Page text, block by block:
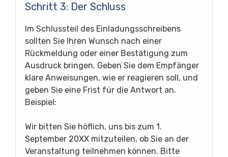
Schritt 3: Der Schluss
Im Schlussteil des Einladungsschreibens
sollten Sie Ihren Wunsch nach einer
Rückmeldung oder einer Bestätigung zum
Ausdruck bringen. Geben Sie dem Empfänger
klare Anweisungen, wie er reagieren soll, und
geben Sie eine Frist für die Antwort an.
Beispiel:
Wir bitten Sie höflich, uns bis zum 1.
September 20XX mitzuteilen, ob Sie an der
Veranstaltung teilnehmen können. Bitte